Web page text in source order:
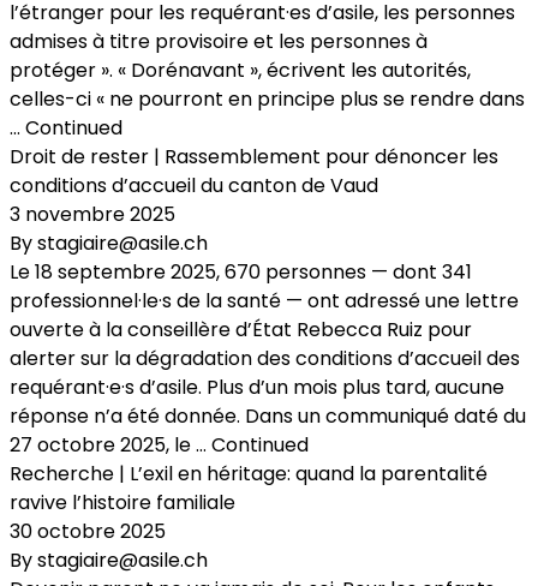
l’étranger pour les requérant·es d’asile, les personnes
admises à titre provisoire et les personnes à
protéger ». « Dorénavant », écrivent les autorités,
celles-ci « ne pourront en principe plus se rendre dans
… Continued
Droit de rester | Rassemblement pour dénoncer les
conditions d’accueil du canton de Vaud
3 novembre 2025
Bystagiaire@asile.ch
Le 18 septembre 2025, 670 personnes — dont 341
professionnel·le·s de la santé — ont adressé une lettre
ouverte à la conseillère d’État Rebecca Ruiz pour
alerter sur la dégradation des conditions d’accueil des
requérant·e·s d’asile. Plus d’un mois plus tard, aucune
réponse n’a été donnée. Dans un communiqué daté du
27 octobre 2025, le … Continued
Recherche | L’exil en héritage: quand la parentalité
ravive l’histoire familiale
30 octobre 2025
Bystagiaire@asile.ch